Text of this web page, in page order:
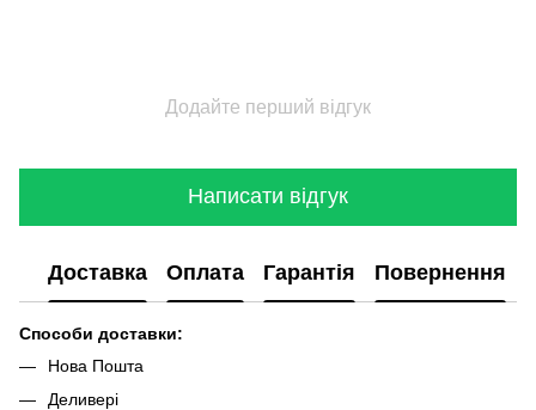
Додайте перший відгук
Написати відгук
Доставка Оплата Гарантія Повернення
Способи доставки:
Нова Пошта
Деливері